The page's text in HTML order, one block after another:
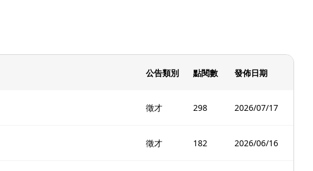
公告類別 點閱數 發佈日期
徵才 298 2026/07/17
徵才 182 2026/06/16